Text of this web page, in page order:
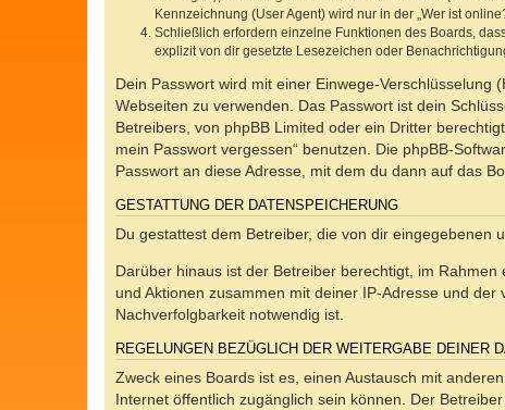
Kennzeichnung (User Agent) wird nur in der „Wer ist
Schließlich erfordern einzelne Funktionen des Boards,
explizit von dir gesetzte Lesezeichen oder
Dein Passwort wird mit einer Einwege-
Webseiten zu verwenden. Das Passwort ist dein
Betreibers, von phpBB Limited oder ein Dritter
mein Passwort vergessen“ benutzen. Die phpBB-
Passwort an diese Adresse, mit dem du dann auf das
GESTATTUNG DER DATENSPEICHERUNG
Du gestattest dem Betreiber, die von dir eingegebenen
Darüber hinaus ist der Betreiber berechtigt, im
und Aktionen zusammen mit deiner IP-Adresse und
Nachverfolgbarkeit notwendig ist.
REGELUNGEN BEZÜGLICH DER WEITERGABE DEINER
Zweck eines Boards ist es, einen Austausch mit
Internet öffentlich zugänglich sein können. Der